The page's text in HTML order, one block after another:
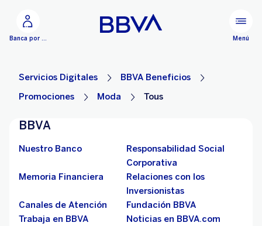
Banca por Internet Menú
Servicios Digitales
BBVA Beneficios
Promociones
Moda Tous
BBVA
Nuestro Banco
Responsabilidad Social
Corporativa
Memoria Financiera
Relaciones con los
Inversionistas
Canales de Atención
Fundación BBVA
Trabaja en BBVA
Noticias en BBVA.com